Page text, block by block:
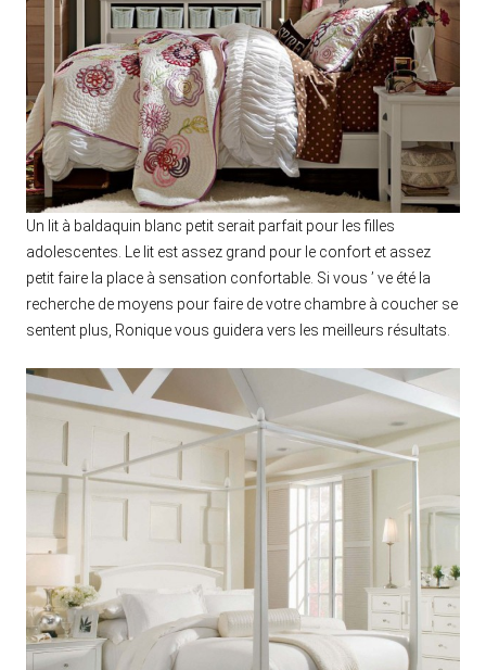
Un lit à baldaquin blanc petit serait parfait pour les filles
adolescentes. Le lit est assez grand pour le confort et assez
petit faire la place à sensation confortable. Si vous ’ ve été la
recherche de moyens pour faire de votre chambre à coucher se
sentent plus, Ronique vous guidera vers les meilleurs résultats.